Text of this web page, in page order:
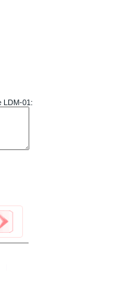
LDM-01: